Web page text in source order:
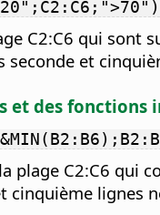
C2:C6 qui
seconde et
et des fonctions
plage C2:C6
cinquième lignes